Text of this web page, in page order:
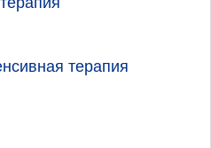
терапия